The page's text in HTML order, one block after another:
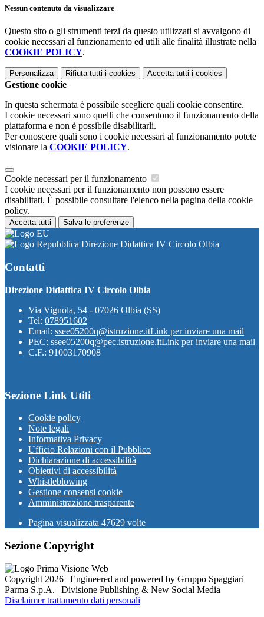
Nessun contenuto da visualizzare
Questo sito o gli strumenti terzi da questo utilizzati si avvalgono di
cookie necessari al funzionamento ed utili alle finalità illustrate nella
COOKIE POLICY.
Personalizza Rifiuta tutti i cookies Accetta tutti i cookies
Gestione cookie
In questa schermata è possibile scegliere quali cookie consentire.
I cookie necessari sono quelli che consentono il funzionamento della
piattaforma e non è possibile disabilitarli.
Per conoscere quali sono i cookie necessari al funzionamento potete
visionare la COOKIE POLICY.
Cookie necessari per il funzionamento
I cookie necessari per il funzionamento non possono essere
disabilitati. È possibile consultare l'elenco nella pagina della cookie
policy.
Accetta tutti Salva le preferenze
Direzione Didattica IV Circolo Olbia
Contatti
Direzione Didattica IV Circolo Olbia
Via Vignola, 54 - 07026 Olbia (SS)
Tel: 078951602
Email: ssee05200q@istruzione.itLink per inviare una mail
PEC: ssee05200q@pec.istruzione.itLink per inviare una mail
C.F.: 91003170908
Sezione Link Utili
Cookie policy
Note legali
Informativa Privacy
Ufficio Relazioni con il Pubblico
Dichiarazione di accessibilità
Obiettivi di accessibilità
Whistleblowing
Gestione consensi cookie
Amministrazione trasparente
Pagina visualizzata 47629 volte
Sezione Copyright
Copyright 2026 | Engineered and powered by Gruppo Spaggiari
Parma S.p.A. | Divisione Publishing & New Social Media
Disclaimer trattamento dati personali